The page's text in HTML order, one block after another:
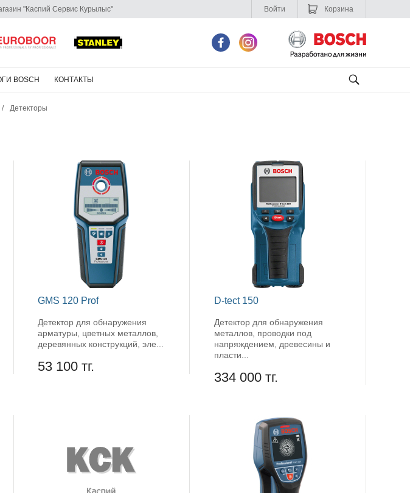
"Каспий Сервис Курылыс" Корзина
Войти
BOSCH КОНТАКТЫ
/ Детекторы
GMS 120 Prof
Детектор для обнаружения
арматуры, цветных металлов,
деревянных конструкций, эле...
53 100 тг.
D-tect 150
Детектор для обнаружения
металлов, проводки под
напряждением, древесины и
пласти...
334 000 тг.